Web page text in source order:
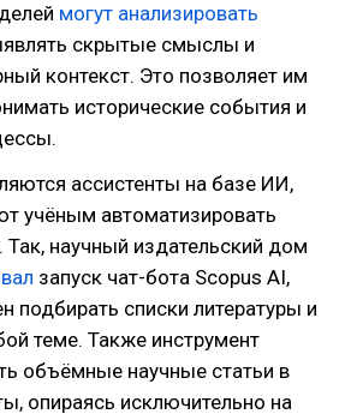
могут анализировать
скрытые смыслы и
контекст. Это позволяет им
исторические события и
ассистенты на базе ИИ,
учёным автоматизировать
Так, научный издательский дом
запуск чат-бота Scopus AI,
подбирать списки литературы и
теме. Также инструмент
объёмные научные статьи в
опираясь исключительно на